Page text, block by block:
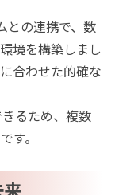
との連携で、数
境を構築しまし
合わせた的確な
るため、複数
す。